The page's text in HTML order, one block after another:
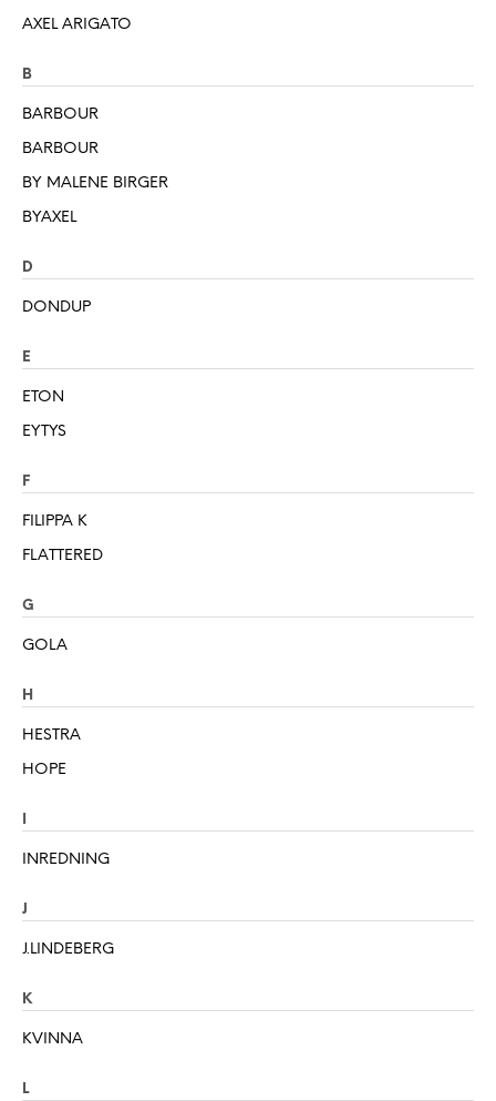
AXEL ARIGATO
B
BARBOUR
BARBOUR
BY MALENE BIRGER
BYAXEL
D
DONDUP
E
ETON
EYTYS
F
FILIPPA K
FLATTERED
G
GOLA
H
HESTRA
HOPE
INREDNING
J
J.LINDEBERG
K
KVINNA
L